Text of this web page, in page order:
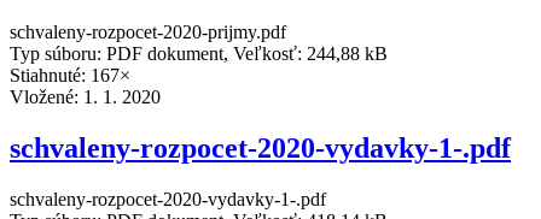
schvaleny-rozpocet-2020-prijmy.pdf
Typ súboru: PDF dokument, Veľkosť: 244,88 kB
Stiahnuté: 167×
Vložené: 1. 1. 2020
schvaleny-rozpocet-2020-vydavky-1-.pdf
schvaleny-rozpocet-2020-vydavky-1-.pdf